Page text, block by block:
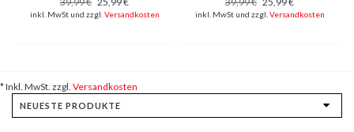
inkl. MwSt und zzgl. Versandkosten inkl. MwSt und zzgl. Versandkosten
* Inkl. MwSt. zzgl. Versandkosten